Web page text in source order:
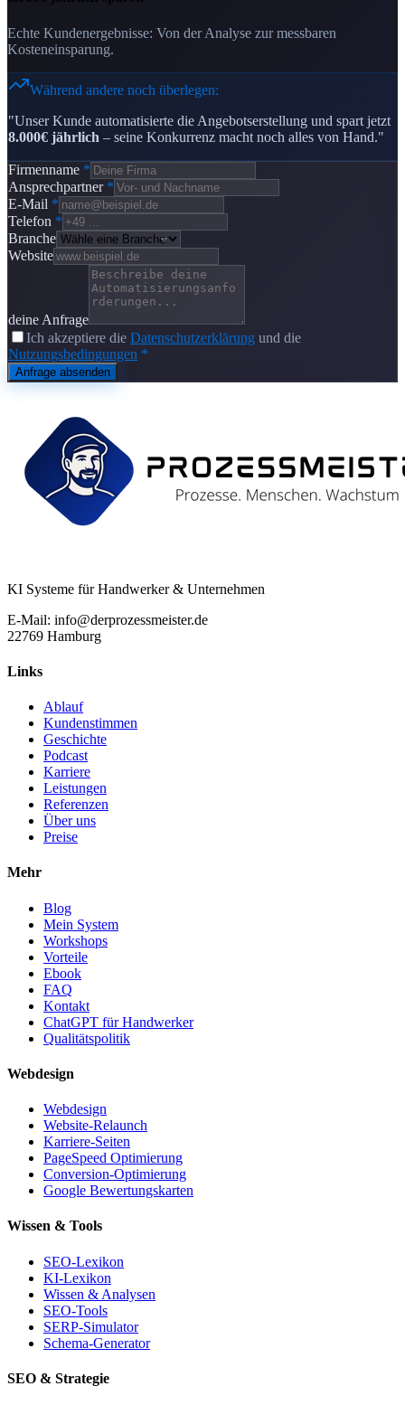
Echte Kundenergebnisse: Von der Analyse zur messbaren
Kosteneinsparung.
Während andere noch überlegen:
"Unser Kunde automatisierte die Angebotserstellung und spart jetzt
8.000€ jährlich – seine Konkurrenz macht noch alles von Hand."
Firmenname *
Ansprechpartner *
E-Mail *
Telefon *
Branche
Website
deine Anfrage
Ich akzeptiere die Datenschutzerklärung und die
Nutzungsbedingungen *
Anfrage absenden
KI Systeme für Handwerker & Unternehmen
E-Mail: info@derprozessmeister.de
22769 Hamburg
Links
Ablauf
Kundenstimmen
Geschichte
Podcast
Karriere
Leistungen
Referenzen
Über uns
Preise
Mehr
Blog
Mein System
Workshops
Vorteile
Ebook
FAQ
Kontakt
ChatGPT für Handwerker
Qualitätspolitik
Webdesign
Webdesign
Website-Relaunch
Karriere-Seiten
PageSpeed Optimierung
Conversion-Optimierung
Google Bewertungskarten
Wissen & Tools
SEO-Lexikon
KI-Lexikon
Wissen & Analysen
SEO-Tools
SERP-Simulator
Schema-Generator
SEO & Strategie